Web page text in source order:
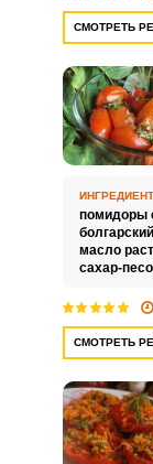
СМОТРЕТЬ
помидоры
масло
сахар-
СМОТРЕТЬ